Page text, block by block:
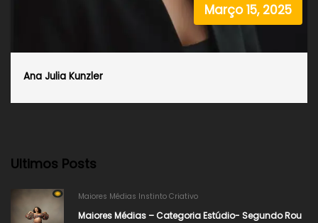
Março 15, 2025
Ana Julia Kunzler
Ultimos Posts
Maiores Médias Instinto Criativo
Maiores Médias – Categoria Estúdio- Segundo Rou